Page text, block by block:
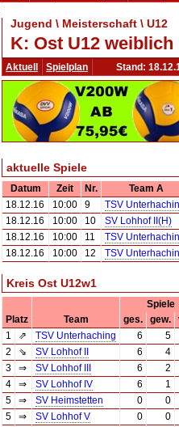
Jugend \ Meisterschaft \ U12
K: Ost U12 weiblich
Aktuell Spielplan Stand:
aktuelle Spiele
Datum Zeit Nr.
Team A
18.12.16
10:00 9
TSV
18.12.16
10:00 10
SV Lohhof II(H)
18.12.16
10:00 11
TSV
18.12.16
10:00 12 TSV
Kreis Ost U12w1
Spiele
Platz
Team ges. gew.
1
⇗ TSV Unterhaching 6
5
2
⇘ SV Lohhof II 6
4
3
⇒ SV Lohhof III 6
2
4
⇒ SV Lohhof IV 6
1
5
⇒ SV Heimstetten 0
0
5
⇒ SV Lohhof V 0 0